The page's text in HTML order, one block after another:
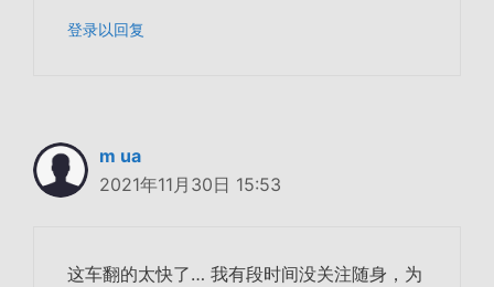
登录以回复
m ua
2021年11月30日 15:53
这车翻的太快了… 我有段时间没关注随身，为